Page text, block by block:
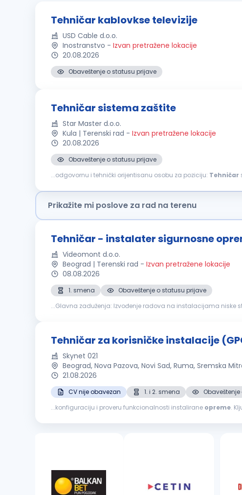
Tehničar kablovkse televizije
USD Cable d.o.o.
Inostranstvo - Izvan pretražene lokacije
20.08.2026
Obaveštenje o statusu prijave
Tehničar sistema zaštite
Star Master d.o.o.
Kula | Terenski rad - Izvan pretražene lokacije
20.08.2026
Obaveštenje o statusu prijave
...odgovornu i tehnički orijentisanu osobu za poziciju: Tehničar
Prikažite mi poslove za rad na terenu
Tehničar - instalater sigurnosne
Videomont d.o.o.
Beograd | Terenski rad - Izvan pretražene lokacije
08.08.2026
1. smena
Obaveštenje o statusu prijave
...Glavna zaduženja: Izvođenje radova na instalacijama niske struje, montaži sigurnosnih sistema, setovanje i puštanju u rad (video nadzor, alarm, računarske mreže, dojava požara,
Tehničar za korisničke instalacije
Skynet 021
Beograd, Nova Pazova, Novi Sad, Ruma, Sremska
21.08.2026
CV nije obavezan 1. i 2. smena
...konfiguraciju i proveru funkcionalnosti instalirane opreme. Ključne